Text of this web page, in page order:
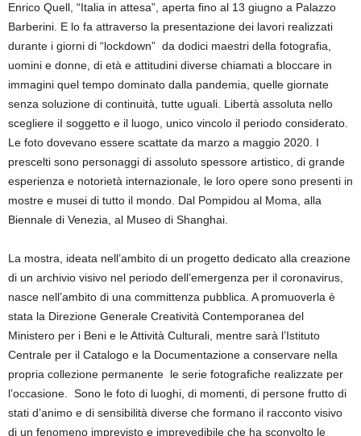
Enrico Quell, “Italia in attesa”, aperta fino al 13 giugno a Palazzo
Barberini. E lo fa attraverso la presentazione dei lavori realizzati
durante i giorni di “lockdown” da dodici maestri della fotografia,
uomini e donne, di età e attitudini diverse chiamati a bloccare in
immagini quel tempo dominato dalla pandemia, quelle giornate
senza soluzione di continuità, tutte uguali. Libertà assoluta nello
scegliere iI soggetto e il luogo, unico vincolo il periodo considerato.
Le foto dovevano essere scattate da marzo a maggio 2020. I
prescelti sono personaggi di assoluto spessore artistico, di grande
esperienza e notorietà internazionale, le loro opere sono presenti in
mostre e musei di tutto il mondo. Dal Pompidou al Moma, alla
Biennale di Venezia, al Museo di Shanghai.
La mostra, ideata nell’ambito di un progetto dedicato alla creazione
di un archivio visivo nel periodo dell’emergenza per il coronavirus,
nasce nell’ambito di una committenza pubblica. A promuoverla è
stata la Direzione Generale Creatività Contemporanea del
Ministero per i Beni e le Attività Culturali, mentre sarà l’Istituto
Centrale per il Catalogo e la Documentazione a conservare nella
propria collezione permanente le serie fotografiche realizzate per
l’occasione. Sono le foto di luoghi, di momenti, di persone frutto di
stati d’animo e di sensibilità diverse che formano il racconto visivo
di un fenomeno imprevisto e imprevedibile che ha sconvolto le